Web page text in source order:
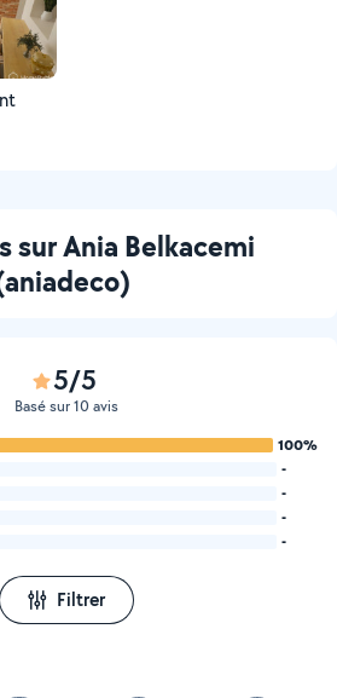
sur Ania Belkacemi
5/5
Basé sur 10 avis
100%
-
-
-
-
Filtrer